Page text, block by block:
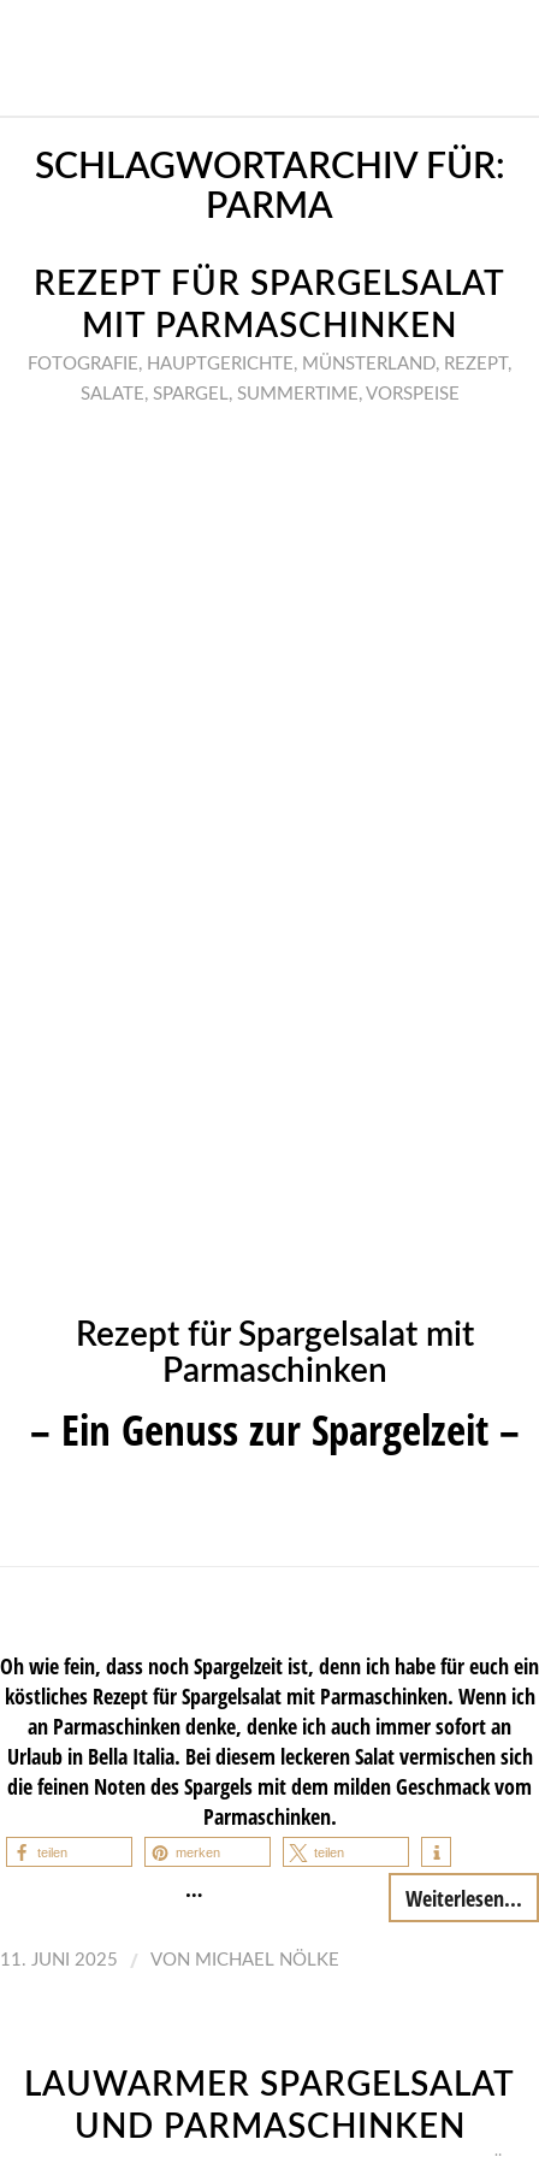
SCHLAGWORTARCHIV FÜR:
PARMA
REZEPT FÜR SPARGELSALAT
MIT PARMASCHINKEN
FOTOGRAFIE, HAUPTGERICHTE, MÜNSTERLAND, REZEPT ,
SALATE, SPARGEL, SUMMERTIME, VORSPEISE
Rezept für Spargelsalat mit
Parmaschinken
– Ein Genuss zur Spargelzeit –
Oh wie fein, dass noch Spargelzeit ist, denn ich habe für euch ein
köstliches Rezept für Spargelsalat mit Parmaschinken. Wenn ich
an Parmaschinken denke, denke ich auch immer sofort an
Urlaub in Bella Italia. Bei diesem leckeren Salat vermischen sich
die feinen Noten des Spargels mit dem milden Geschmack vom
Parmaschinken.
teilen merken teilen
… Weiterlesen...
11. JUNI 2025 / VON MICHAEL NÖLKE
LAUWARMER SPARGELSALAT
UND PARMASCHINKEN